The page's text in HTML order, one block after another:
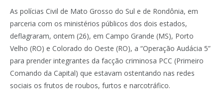
As polícias Civil de Mato Grosso do Sul e de Rondônia, em
parceria com os ministérios públicos dos dois estados,
deflagraram, ontem (26), em Campo Grande (MS), Porto
Velho (RO) e Colorado do Oeste (RO), a “Operação Audácia 5”
para prender integrantes da facção criminosa PCC (Primeiro
Comando da Capital) que estavam ostentando nas redes
sociais os frutos de roubos, furtos e narcotráfico.